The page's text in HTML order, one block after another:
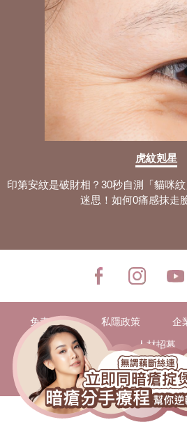
虎紋剋星
印第安紋是破財相？30秒自測「貓咪
迷思！如何0痛感抹走
免責條款 私隱政策 企
人材招募
COPYRIGHT © PERFECT
ALL RIGHT